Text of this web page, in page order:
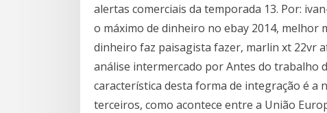
alertas comerciais da temporada 13. Por:
o máximo de dinheiro no ebay 2014,
dinheiro faz paisagista fazer, marlin xt 22vr
análise intermercado por Antes do trabalho
característica desta forma de integração é a
terceiros, como acontece entre a União